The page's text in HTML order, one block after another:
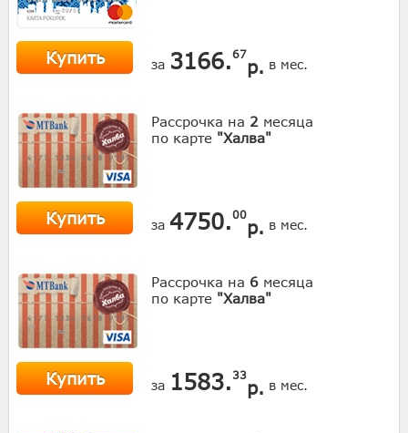
Купить за 3166.67
р. в мес.
Рассрочка на 2 месяца
по карте "Халва"
Купить за 4750.00
р. в мес.
Рассрочка на 6 месяца
по карте "Халва"
Купить за 1583. 33
р. в мес.